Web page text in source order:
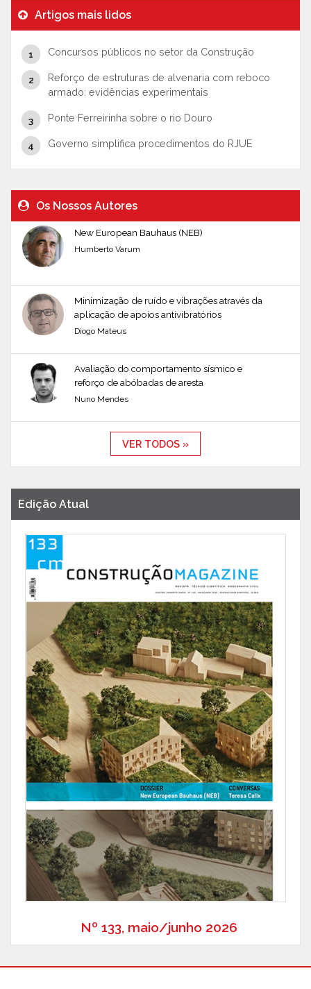
Artigos mais lidos
Concursos públicos no setor da Construção
Reforço de estruturas de alvenaria com reboco
armado: evidências experimentais
Ponte Ferreirinha sobre o rio Douro
Governo simplifica procedimentos do RJUE
Os Nossos Autores
New European Bauhaus (NEB)
Humberto Varum
Minimização de ruído e vibrações através da
aplicação de apoios antivibratórios
Diogo Mateus
Avaliação do comportamento sísmico e
reforço de abóbadas de aresta
Nuno Mendes
VER TODOS »
Edição Atual
Nº 133, maio/junho 2026